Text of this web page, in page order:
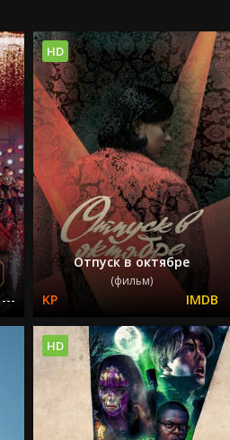
---
Отпуск в октябре
(фильм)
HD
HD